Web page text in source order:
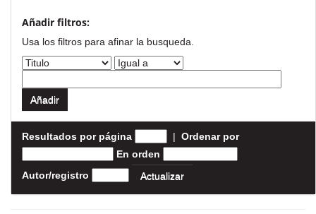
Añadir filtros:
Usa los filtros para afinar la busqueda.
Resultados por página | Ordenar por
En orden
Autor/registro